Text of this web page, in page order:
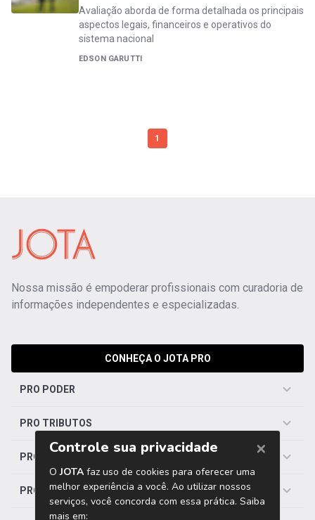
Avaliação aborda de forma detalhada os principais
aspectos legais, financeiros e operativos do
sistema nacional
EDSON GARUTTI
1
Nossa missão é empoderar profissionais com curadoria de
informações independentes e especializadas.
CONHEÇA O JOTA PRO
PRO PODER
PRO TRIBUTOS
PRO TRABALHISTA
PRO SAÚDE